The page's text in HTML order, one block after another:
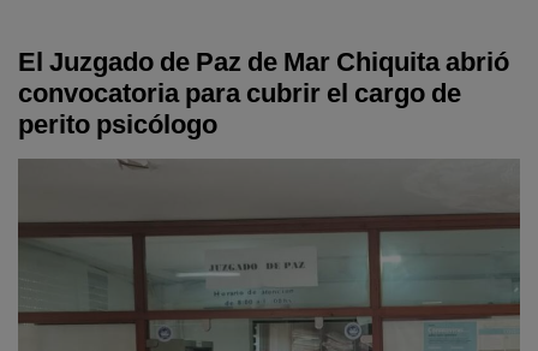
El Juzgado de Paz de Mar Chiquita abrió
convocatoria para cubrir el cargo de
perito psicólogo